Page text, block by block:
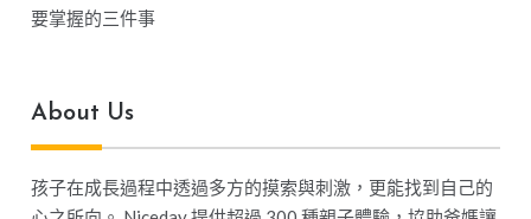
要掌握的三件事
About Us
孩子在成長過程中透過多方的摸索與刺激，更能找到自己的